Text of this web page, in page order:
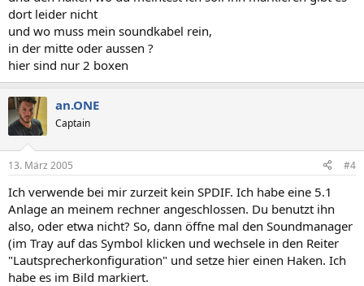
das Traysymbol.
mfg
an.ONE
//edit: Hui, 600 Posts
//edit2: Hochgeladen
dort leider nicht
und wo muss mein soundkabel rein,
in der mitte oder aussen ?
hier sind nur 2 boxen
an.ONE
Captain
13. März 2005 #4
Ich verwende bei mir zurzeit kein SPDIF. Ich habe eine 5.1
Anlage an meinem rechner angeschlossen. Du benutzt ihn
also, oder etwa nicht? So, dann öffne mal den Soundmanager
(im Tray auf das Symbol klicken und wechsele in den Reiter
"Lautsprecherkonfiguration" und setze hier einen Haken. Ich
habe es im Bild markiert.